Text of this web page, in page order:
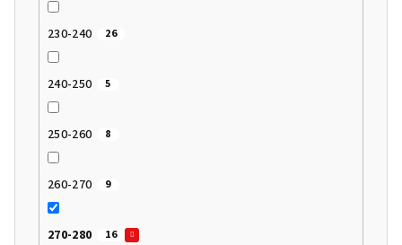
230-240 26
240-250 5
250-260 8
260-270 9
270-280 16